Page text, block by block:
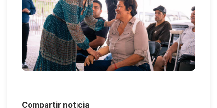
Compartir noticia